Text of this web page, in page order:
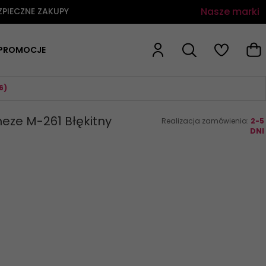
ZAKUPY Nasze marki
M-261 Błękitny Realizacja zamówienia: 2-5
DNI